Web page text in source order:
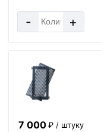
- +
7 000₽ / штуку